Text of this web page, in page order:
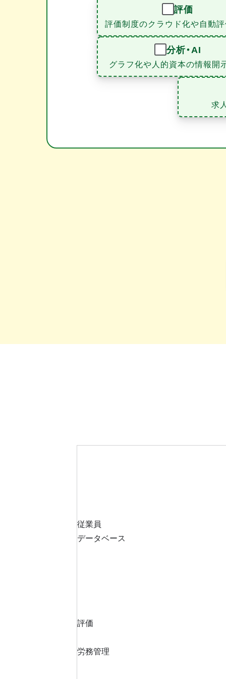
評価
評価制度のクラウド化や自動
分析・AI
グラフ化や人的資本の情報開
求
従業員
データベース
評価
労務管理